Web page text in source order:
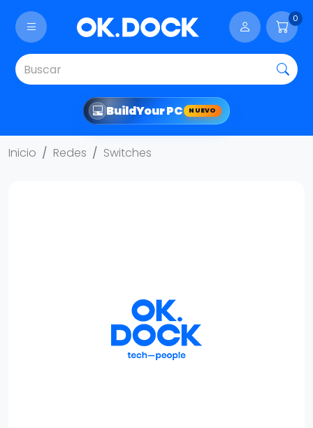
0
BuildYour PC NUEVO
Inicio Redes Switches